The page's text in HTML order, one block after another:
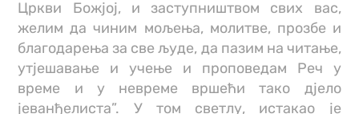
Цркви Божјој, и заступништвом свих вас,
желим да чиним мољења, молитве, прозбе и
благодарења за све људе, да пазим на читање,
утјешавање и учење и проповедам Реч у
време и у невреме вршећи тако дјело
јеванђелиста”. У том светлу, истакао је